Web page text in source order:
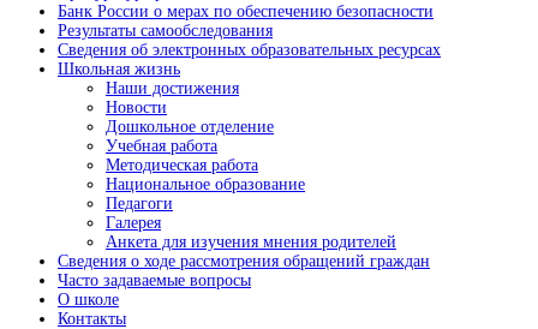
Банк России о мерах по обеспечению безопасности
Результаты самообследования
Сведения об электронных образовательных ресурсах
Школьная жизнь
Наши достижения
Новости
Дошкольное отделение
Учебная работа
Методическая работа
Национальное образование
Педагоги
Галерея
Анкета для изучения мнения родителей
Сведения о ходе рассмотрения обращений граждан
Часто задаваемые вопросы
О школе
Контакты